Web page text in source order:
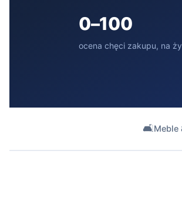
0–100
ocena chęci zakupu, na
🛋️Meble